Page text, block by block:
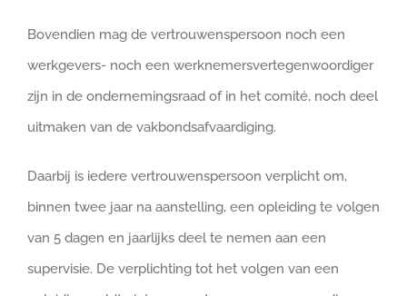
Bovendien mag de vertrouwenspersoon noch een
werkgevers- noch een werknemersvertegenwoordiger
zijn in de ondernemingsraad of in het comité, noch deel
uitmaken van de vakbondsafvaardiging.
Daarbij is iedere vertrouwenspersoon verplicht om,
binnen twee jaar na aanstelling, een opleiding te volgen
van 5 dagen en jaarlijks deel te nemen aan een
supervisie. De verplichting tot het volgen van een